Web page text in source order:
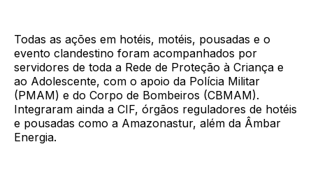
Todas as ações em hotéis, motéis, pousadas e o
evento clandestino foram acompanhados por
servidores de toda a Rede de Proteção à Criança e
ao Adolescente, com o apoio da Polícia Militar
(PMAM) e do Corpo de Bombeiros (CBMAM).
Integraram ainda a CIF, órgãos reguladores de hotéis
e pousadas como a Amazonastur, além da Âmbar
Energia.